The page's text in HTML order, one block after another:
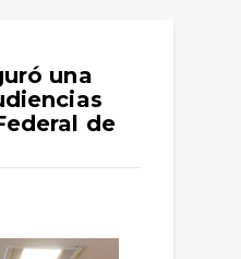
una
de